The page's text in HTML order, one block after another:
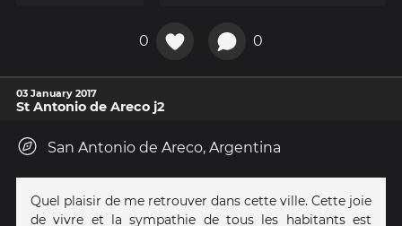
0 0
03 January 2017
St Antonio de Areco j2
San Antonio de Areco, Argentina
Quel plaisir de me retrouver dans cette ville. Cette joie
de vivre et la sympathie de tous les habitants est